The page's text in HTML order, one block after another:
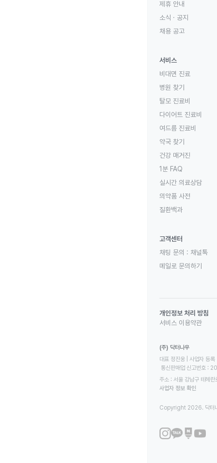
제휴 안내
소식 · 공지
채용 공고
서비스
비대면 진료
병원 찾기
탈모 진료비
다이어트 진료비
여드름 진료비
약국 찾기
건강 매거진
1분 FAQ
실시간 의료상담
의약품 사전
질환백과
고객센터
채팅 문의 : 채널톡
메일로 문의하기
개인정보 처리 방침
서비스 이용약관
(주) 닥터나우
대표 정진웅 | 사업자
통신판매업 신고번호
주소 : 서울 강남구 테헤
사업자 정보 확인
Copyright 2026. 닥터